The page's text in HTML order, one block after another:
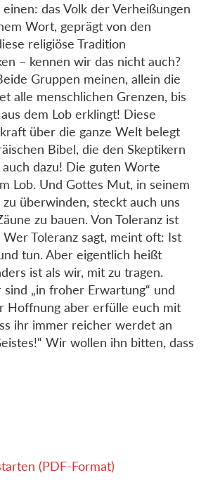
das Volk der Verheißungen
Wort, geprägt von den
religiöse Tradition
– kennen wir das nicht auch?
Gruppen meinen, allein die
alle menschlichen Grenzen, bis
dem Lob erklingt! Diese
über die ganze Welt belegt
Bibel, die den Skeptikern
dazu! Die guten Worte
Lob. Und Gottes Mut, in seinem
überwinden, steckt auch uns
zu bauen. Von Toleranz ist
Toleranz sagt, meint oft: Ist
tun. Aber eigentlich heißt
ist als wir, mit zu tragen.
„in froher Erwartung“ und
Hoffnung aber erfülle euch mit
ihr immer reicher werdet an
Wir wollen ihn bitten, dass
(PDF-Format)